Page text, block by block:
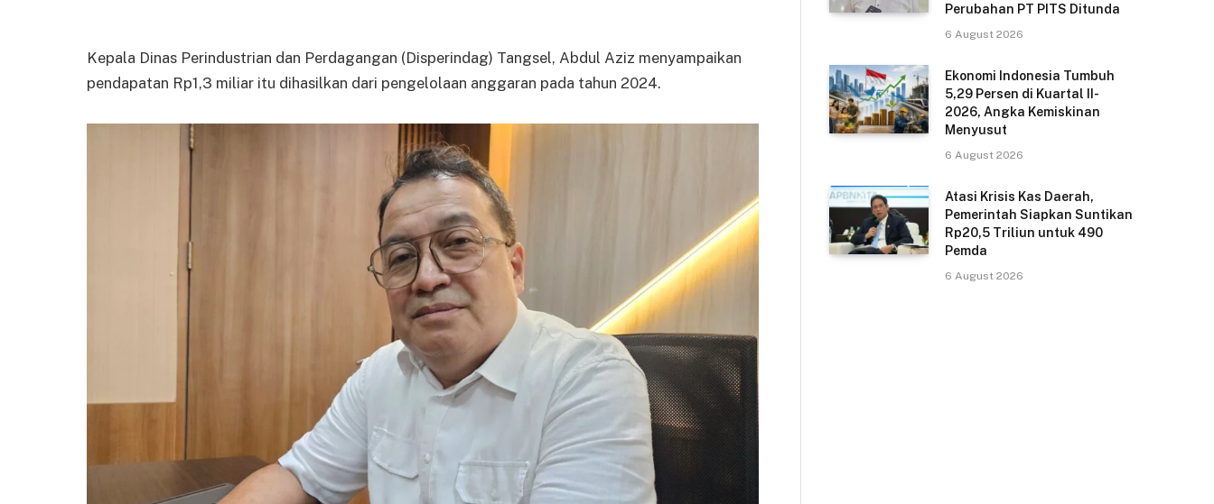
Kepala Dinas Perindustrian dan Perdagangan (Disperindag) Tangsel, Abdul Aziz menyampaikan
pendapatan Rp1,3 miliar itu dihasilkan dari pengelolaan anggaran pada tahun 2024.
Perubahan PT PITS Ditunda
6 August 2026
Ekonomi Indonesia Tumbuh
5,29 Persen di Kuartal II-
2026, Angka Kemiskinan
Menyusut
6 August 2026
Atasi Krisis Kas Daerah,
Pemerintah Siapkan Suntikan
Rp20,5 Triliun untuk 490
Pemda
6 August 2026